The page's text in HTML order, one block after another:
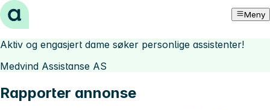
Hopp til innhold Meny
Aktiv og engasjert dame søker personlige assistenter!
Medvind Assistanse AS
Rapporter annonse